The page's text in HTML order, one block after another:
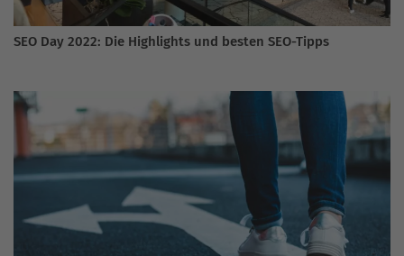
SEO Day 2022: Die Highlights und besten SEO-Tipps